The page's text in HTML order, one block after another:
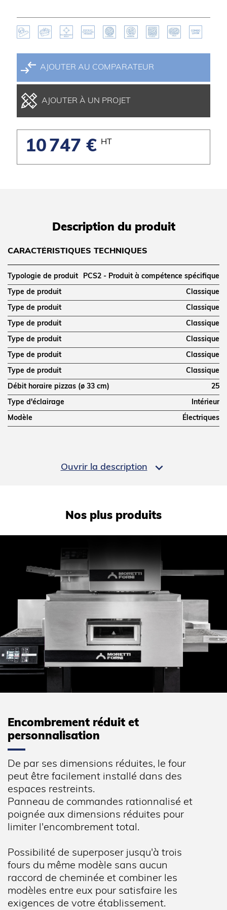
AJOUTER AU COMPARATEUR
AJOUTER À UN PROJET
10 747 € HT
Ouvrir la description 
Description du produit
CARACTÉRISTIQUES TECHNIQUES
Typologie de produit PCS2 - Produit à compétence spécifique
Type de produit Classique
Type de produit Classique
Type de produit Classique
Type de produit Classique
Type de produit Classique
Type de produit Classique
Débit horaire pizzas (ø 33 cm) 25
Type d'éclairage Intérieur
Modèle Électriques
Commande électronique
DIMENSIONS ET POIDS
Profondeur (mm)
Largeur (mm)
Largeur du tapis (mm) 406
Dimensions intérieures (LxPxH) (mm) 510x406x80
Poids net (kg)
Dimensions extérieures (LxPxH) (mm)
Puissance électrique raccordée (kW)
Fréquence (Hz)
LOGISTIQUE
Poids brut (kg)
Four à convoyeur compact avec système de
chauffage par air pulsé.
Possibilité de superposer jusqu’à 3 fours en
fonction des débits souhaités ou combiner des
modes de cuisson. Température maximale de
Nos plus produits
Encombrement réduit et
personnalisation
De par ses dimensions réduites, le four
peut être facilement installé dans des
espaces restreints.
Panneau de commandes rationnalisé et
poignée aux dimensions réduites pour
limiter l'encombrement total.
Possibilité de superposer jusqu'à trois
fours du même modèle sans aucun
raccord de cheminée et combiner les
modèles entre eux pour satisfaire les
exigences de votre établissement.